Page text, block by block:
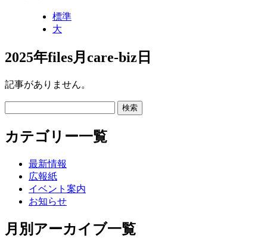
標準
大
2025年files月care-biz日
記事がありません。
カテゴリー一覧
最新情報
広報紙
イベント案内
お知らせ
月別アーカイブ一覧